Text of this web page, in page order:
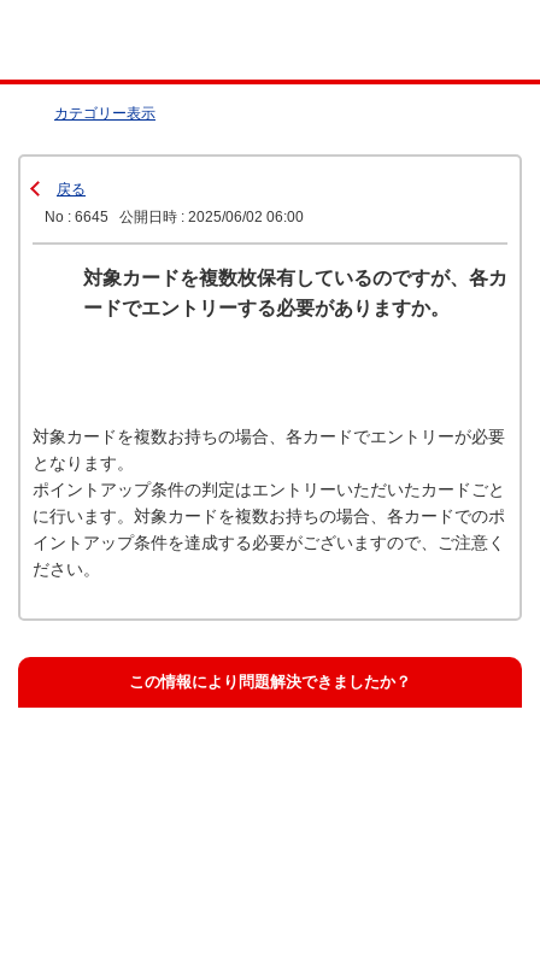
カテゴリー表示
戻る
No : 6645
公開日時 : 2025/06/02 06:00
対象カードを複数枚保有しているのですが、各カ
ードでエントリーする必要がありますか。
対象カードを複数お持ちの場合、各カードでエントリーが必要
となります。
ポイントアップ条件の判定はエントリーいただいたカードごと
に行います。対象カードを複数お持ちの場合、各カードでのポ
イントアップ条件を達成する必要がございますので、ご注意く
ださい。
この情報により問題解決できましたか？